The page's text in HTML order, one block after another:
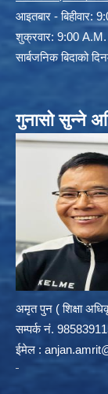
आइतबार - बिहीवार:
शुक्रवार: 9:00
सार्बजनिक बिदाको
गुनासो सुन्ने
अमृत पुन ( शिक्षा
सम्पर्क न‌ं.
ईमेल :